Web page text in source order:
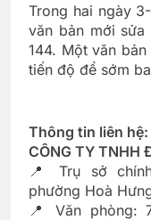
Trong hai ngày
văn bản mới
144. Một văn
tiến độ để sớm
Thông tin liên hệ:
CÔNG TY TNHH
📍 Trụ sở
phường Hoà
📍 Văn phòng: